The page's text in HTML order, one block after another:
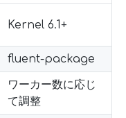
Kernel 6.1+
fluent-package
ワーカー数に応じ
て調整